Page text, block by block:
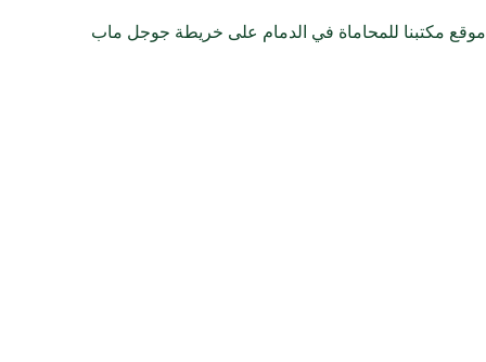
موقع مكتبنا للمحاماة في الدمام على خريطة جوجل ماب